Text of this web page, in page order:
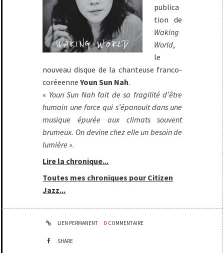
publica
tion de
Waking
World,
le
nouveau disque de la chanteuse franco-
coréeenneYoun Sun Nah.
« Youn Sun Nah fait de sa fragilité d’être
humain une force qui s’épanouit dans une
musique épurée aux climats souvent
brumeux. On devine chez elle un besoin de
lumière ».
Lire la chronique...
Toutes mes chroniques pour Citizen
Jazz...
LIEN PERMANENT 0 COMMENTAIRE
SHARE